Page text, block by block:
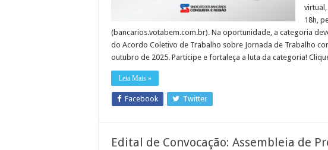
no
18h,
(bancarios.votabem.com.br). Na oportunidade, a categoria
do Acordo Coletivo de Trabalho sobre Jornada de Trabalho
outubro de 2025. Participe e fortaleça a luta da categoria!
Leia Mais »
Facebook Twitter
Edital de Convocação: Assembleia de